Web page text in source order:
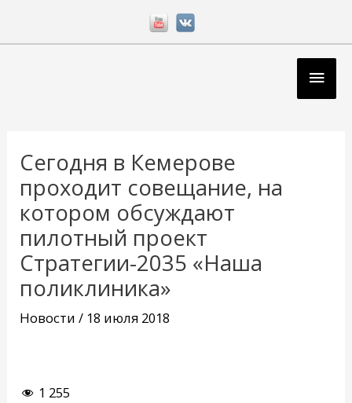
Сегодня в Кемерове
проходит совещание, на
котором обсуждают
пилотный проект
Стратегии-2035 «Наша
поликлиника»
Новости / 18 июля 2018
1 255
записям